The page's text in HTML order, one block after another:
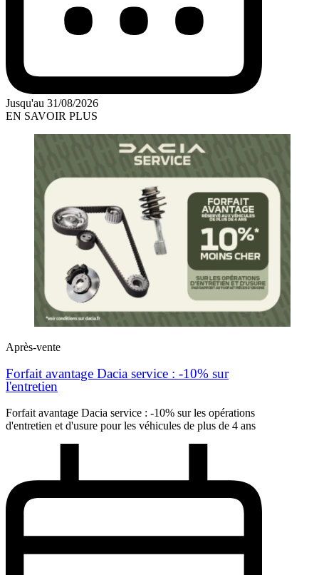
Jusqu'au 31/08/2026
EN SAVOIR PLUS
Après-vente
Forfait avantage Dacia service : -10% sur
l'entretien
Forfait avantage Dacia service : -10% sur les opérations
d'entretien et d'usure pour les véhicules de plus de 4 ans